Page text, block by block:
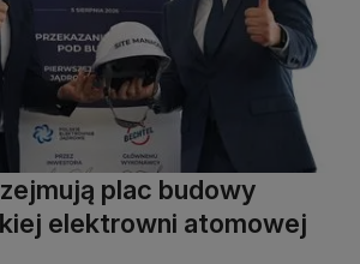
plac budowy
elektrowni atomowej